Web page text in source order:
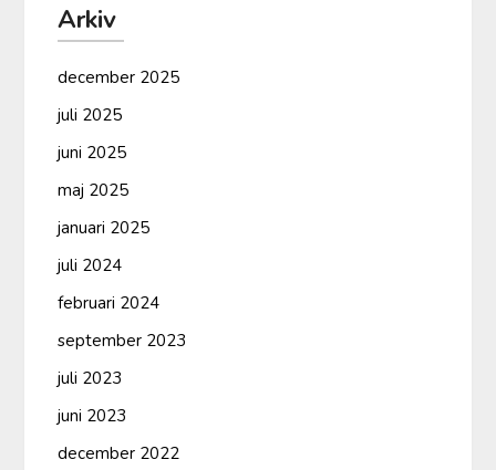
Arkiv
december 2025
juli 2025
juni 2025
maj 2025
januari 2025
juli 2024
februari 2024
september 2023
juli 2023
juni 2023
december 2022